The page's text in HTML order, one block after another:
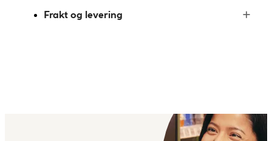
Frakt og levering